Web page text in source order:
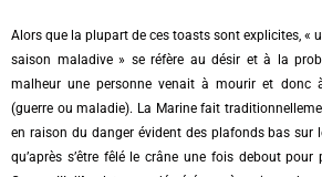
Alors que la plupart de ces toasts sont explicites, «
saison maladive » se réfère au désir et à la
malheur une personne venait à mourir et donc
(guerre ou maladie). La Marine fait
en raison du danger évident des plafonds bas sur
qu’après s’être fêlé le crâne une fois debout